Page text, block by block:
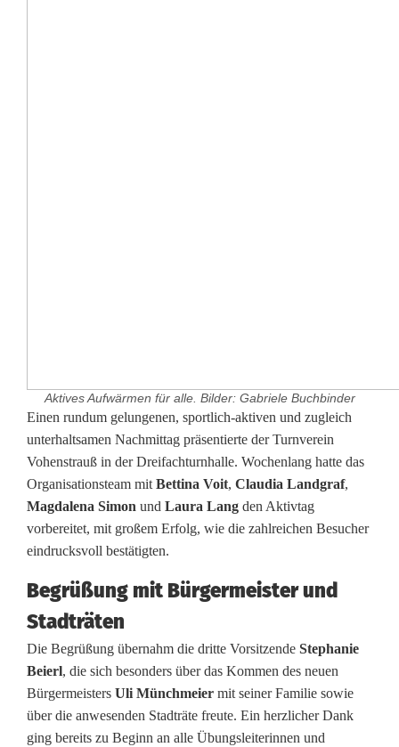
Aktives Aufwärmen für alle. Bilder: Gabriele Buchbinder
A
k
t
i
v
t
a
g
b
e
Einen rundum gelungenen, sportlich-aktiven und zugleich
unterhaltsamen Nachmittag präsentierte der Turnverein
Vohenstrauß in der Dreifachturnhalle. Wochenlang hatte das
Organisationsteam mit Bettina Voit, Claudia Landgraf,
Magdalena Simon und Laura Lang den Aktivtag
vorbereitet, mit großem Erfolg, wie die zahlreichen Besucher
eindrucksvoll bestätigten.
Begrüßung mit Bürgermeister und
Stadträten
Die Begrüßung übernahm die dritte Vorsitzende Stephanie
Beierl, die sich besonders über das Kommen des neuen
Bürgermeisters Uli Münchmeier mit seiner Familie sowie
über die anwesenden Stadträte freute. Ein herzlicher Dank
ging bereits zu Beginn an alle Übungsleiterinnen und